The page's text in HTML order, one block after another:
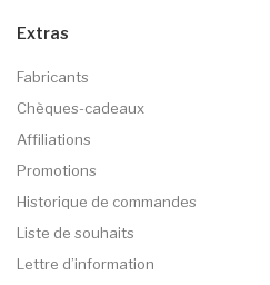
Extras
Fabricants
Chèques-cadeaux
Affiliations
Promotions
Historique de commandes
Liste de souhaits
Lettre d’information